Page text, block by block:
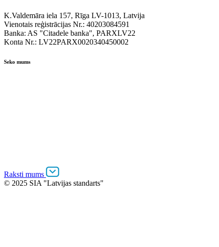
K.Valdemāra iela 157, Rīga LV-1013, Latvija
Vienotais reģistrācijas Nr.: 40203084591
Banka: AS "Citadele banka", PARXLV22
Konta Nr.: LV22PARX0020340450002
Seko mums
Raksti mums
© 2025 SIA "Latvijas standarts"